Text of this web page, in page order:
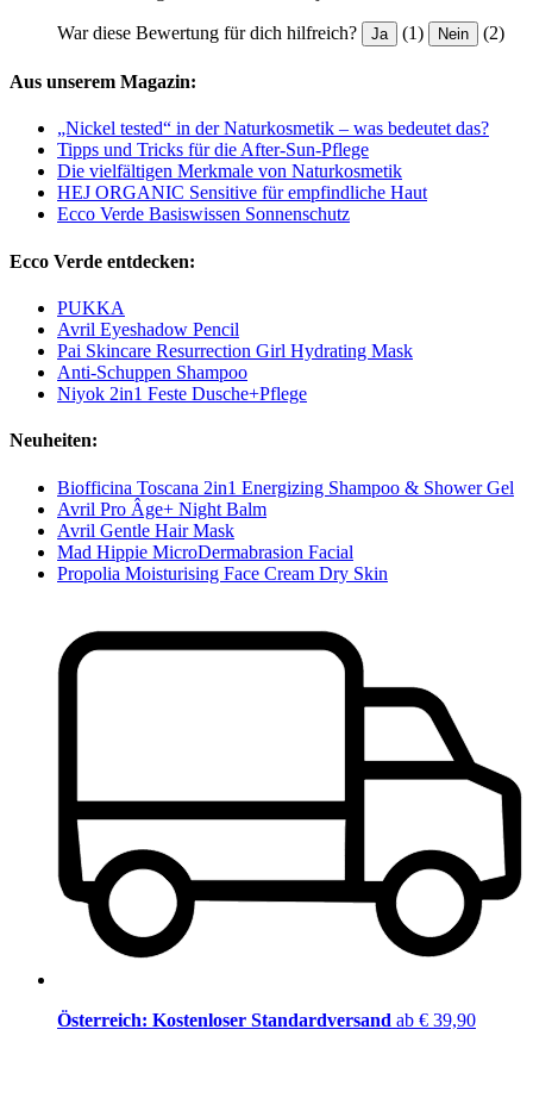
War diese Bewertung für dich hilfreich? Ja (1) Nein (2)
Aus unserem Magazin:
„Nickel tested“ in der Naturkosmetik – was bedeutet das?
Tipps und Tricks für die After-Sun-Pflege
Die vielfältigen Merkmale von Naturkosmetik
HEJ ORGANIC Sensitive für empfindliche Haut
Ecco Verde Basiswissen Sonnenschutz
Ecco Verde entdecken:
PUKKA
Avril Eyeshadow Pencil
Pai Skincare Resurrection Girl Hydrating Mask
Anti-Schuppen Shampoo
Niyok 2in1 Feste Dusche+Pflege
Neuheiten:
Biofficina Toscana 2in1 Energizing Shampoo & Shower Gel
Avril Pro Âge+ Night Balm
Avril Gentle Hair Mask
Mad Hippie MicroDermabrasion Facial
Propolia Moisturising Face Cream Dry Skin
Österreich: Kostenloser Standardversand ab € 39,90